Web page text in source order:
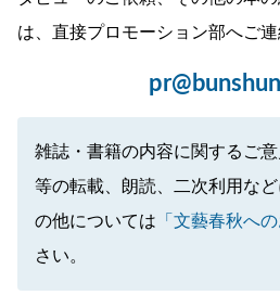
は、直接プロモーション部へご連
雑誌・書籍の内容に関するご
等の転載、朗読、二次利用な
の他については 「文藝春秋へ
さい。